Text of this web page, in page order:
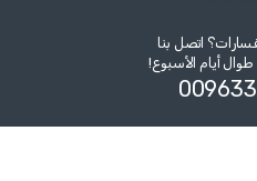
اتصل بنا
أيام الأسبوع!